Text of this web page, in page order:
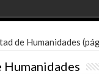
de Humanidades
Humanidades